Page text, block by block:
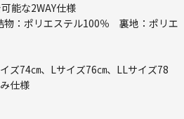
能な2WAY仕様
：ポリエステル100％ 裏地：ポリエ
ズ74㎝、Lサイズ76㎝、LLサイズ78
仕様